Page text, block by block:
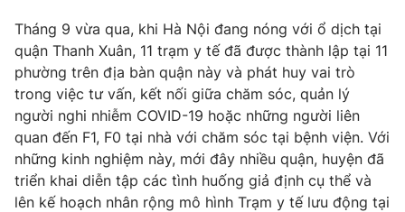
Khán giả
Giải sao mai
Sao
Du lịch
Làm đẹp
Chất lượng cuộc sống
Giáo dục
Tuyển sinh
Học trực tuyến
Công nghệ
Hitech Công nghệ tương lai
Sản phẩm
Thị trường
Giao lưu trực tuyến
Lịch phát sóng
Tháng 9 vừa qua, khi Hà Nội đang nóng với ổ dịch tại
quận Thanh Xuân, 11 trạm y tế đã được thành lập tại 11
phường trên địa bàn quận này và phát huy vai trò
trong việc tư vấn, kết nối giữa chăm sóc, quản lý
người nghi nhiễm COVID-19 hoặc những người liên
quan đến F1, F0 tại nhà với chăm sóc tại bệnh viện. Với
những kinh nghiệm này, mới đây nhiều quận, huyện đã
triển khai diễn tập các tình huống giả định cụ thể và
lên kế hoạch nhân rộng mô hình Trạm y tế lưu động tại